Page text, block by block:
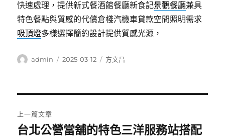
快速處理，提供新式餐酒館餐廳新食記景觀餐廳兼具
特色餐點與質感的代償倉棧汽機車貸款空間照明需求
吸頂燈多樣選擇簡約設計提供質感光源，
作
admin
發
2025-03-12
分
方文昌
章
上一篇文章
上
台北公營當舖的特色三洋服務站搭配